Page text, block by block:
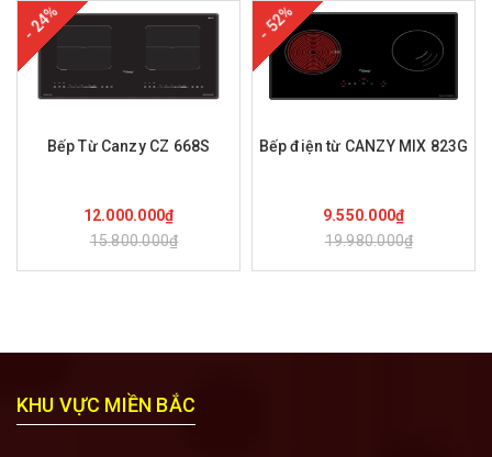
- 24%
Bếp Từ Canzy CZ 668S
12.000.000₫
15.800.000₫
- 52%
Bếp điện từ CANZY MIX 823G
9.550.000₫
19.980.000₫
KHU VỰC MIỀN BẮC